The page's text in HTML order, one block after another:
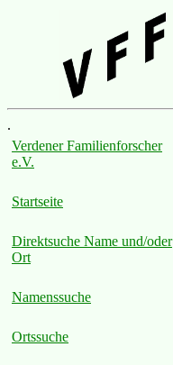
.
Verdener Familienforscher
e.V.
Startseite
Direktsuche Name und/oder
Ort
Namenssuche
Ortssuche